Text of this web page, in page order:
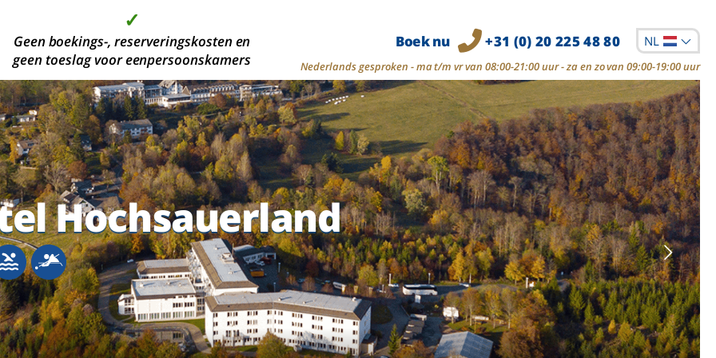
✓
dan 2000 moderne hotelkamers, in de mooiste
vakantiegebieden
✓
Geen boekings-, reserveringskosten en
geen toeslag voor eenpersoonskamers
✓
Hoge kwaliteit tegen de
voordeligste prijs
✓
Aanbetaling is niet
verplicht
Boek nu +31 (0) 20 225 48 80 NL
Nederlands gesproken - ma t/m vr van 08:00-21:00 uur - za en zo van 09:00-19:00 uur
Hochsauerland
Hochsauerland
Hochsauerland